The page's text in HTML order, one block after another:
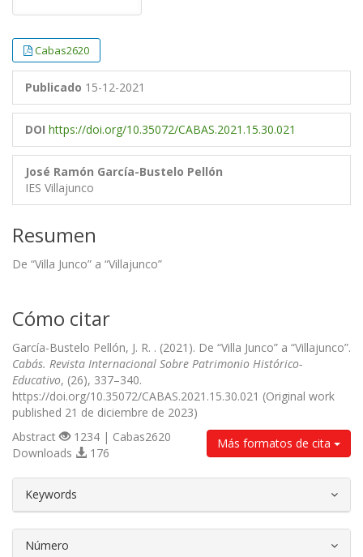
Cabas2620
Publicado 15-12-2021
DOI https://doi.org/10.35072/CABAS.2021.15.30.021
José Ramón García-Bustelo Pellón
IES Villajunco
Resumen
De “Villa Junco” a “Villajunco”
Cómo citar
García-Bustelo Pellón, J. R. . (2021). De “Villa Junco” a “Villajunco”.
Cabás. Revista Internacional Sobre Patrimonio Histórico-
Educativo, (26), 337–340.
https://doi.org/10.35072/CABAS.2021.15.30.021 (Original work
published 21 de diciembre de 2023)
Más formatos de cita
Abstract
1234 | Cabas2620
Downloads
176
Keywords
Número